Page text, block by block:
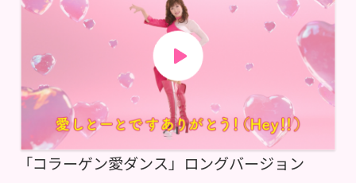
「コラーゲン愛ダンス」ロングバージョン